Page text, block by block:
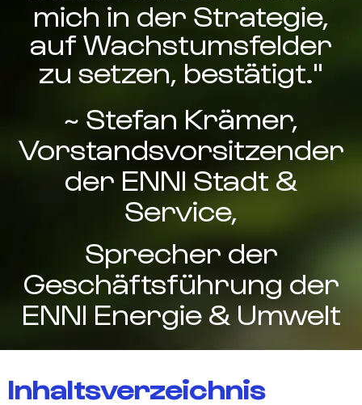
mich in der Strategie,
auf Wachstumsfelder
zu setzen, bestätigt."
~ Stefan Krämer,
Vorstandsvorsitzender
der ENNI Stadt &
Service,
Sprecher der
Geschäftsführung der
ENNI Energie & Umwelt
Inhaltsverzeichnis